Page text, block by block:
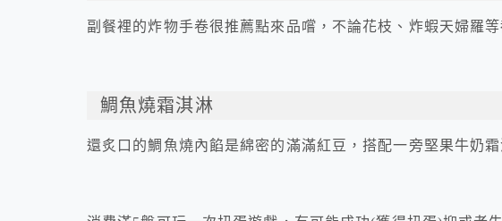
副餐裡的炸物手卷很推薦點來品嚐，不論花枝、炸蝦天婦羅等
鯛魚燒霜淇淋
還炙口的鯛魚燒內餡是綿密的滿滿紅豆，搭配一旁堅果牛奶霜